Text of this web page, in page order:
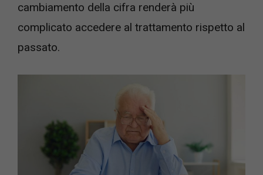
cambiamento della cifra renderà più
complicato accedere al trattamento rispetto al
passato.